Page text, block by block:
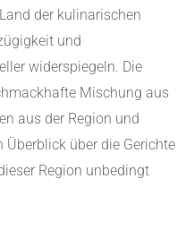
der kulinarischen
und
widerspiegeln. Die
Mischung aus
aus der Region und
Überblick über die Gerichte
Region unbedingt